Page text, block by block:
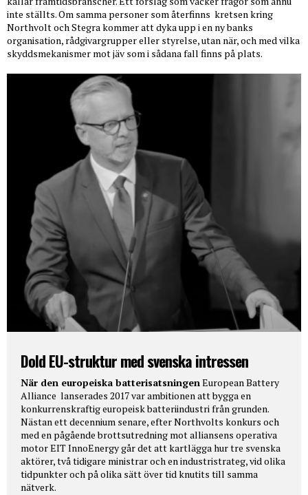
inte ställts. Om samma personer som återfinns kretsen kring
Northvolt och Stegra kommer att dyka upp i en ny banks
organisation, rådgivargrupper eller styrelse, utan när, och med vilka
skyddsmekanismer mot jäv som i sådana fall finns på plats.
Dold EU-struktur med svenska intressen
När den europeiska batterisatsningenEuropean Battery
Alliance lanserades 2017 var ambitionen att bygga en
konkurrenskraftig europeisk batteriindustri från grunden.
Nästan ett decennium senare, efter Northvolts konkurs och
med en pågående brottsutredning mot alliansens operativa
motor EIT InnoEnergy går det att kartlägga hur tre svenska
aktörer, två tidigare ministrar och en industristrateg, vid olika
tidpunkter och på olika sätt över tid knutits till samma
nätverk.